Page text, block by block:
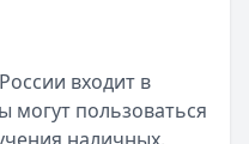
входит в
могут пользоваться